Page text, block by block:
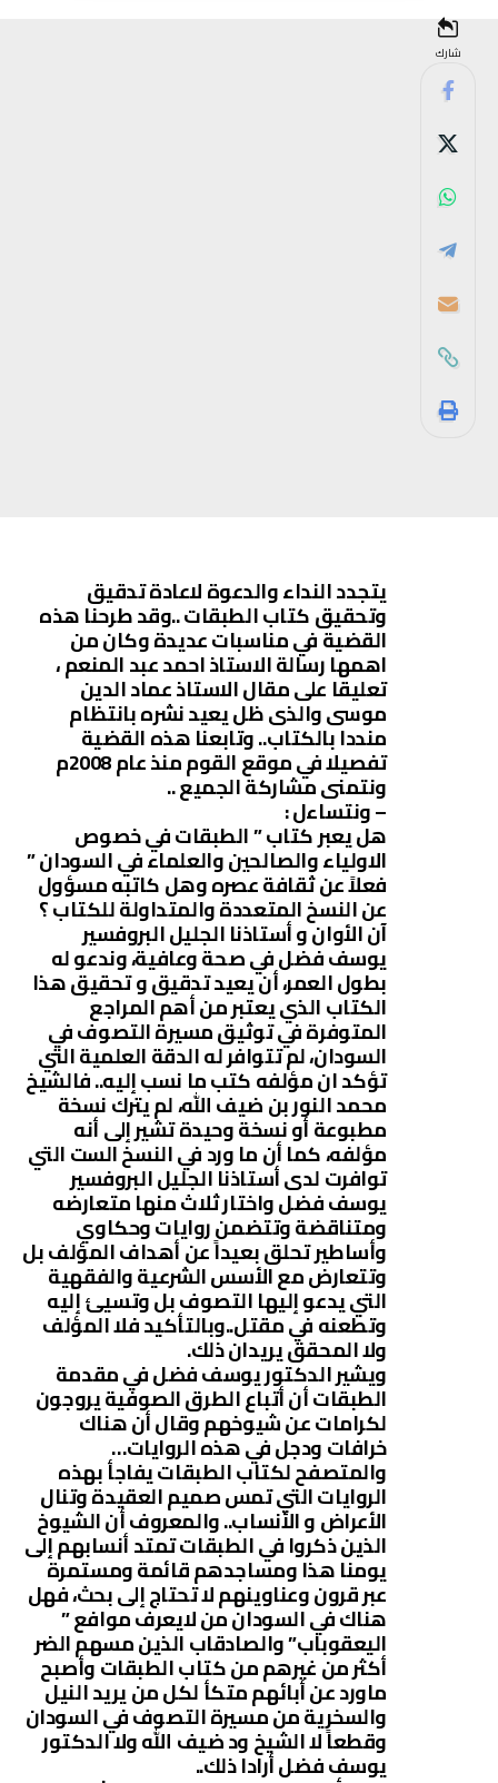
شارك
يتجدد النداء والدعوة لاعادة تدقيق
وتحقيق كتاب الطبقات ..وقد طرحنا هذه
القضية في مناسبات عديدة وكان من
اهمها رسالة الاستاذ احمد عبد المنعم ،
تعليقا على مقال الاستاذ عماد الدين
موسى والذى ظل يعيد نشره بانتظام
منددا بالكتاب.. وتابعنا هذه القضية
تفصيلا في موقع القوم منذ عام 2008م
ونتمنى مشاركة الجميع ..
– ونتساءل :
هل يعبر كتاب ” الطبقات في خصوص
الاولياء والصالحين والعلماء في السودان ”
فعلاً عن ثقافة عصره وهل كاتبه مسؤول
عن النسخ المتعددة والمتداولة للكتاب ؟
آن الأوان و أستاذنا الجليل البروفسير
يوسف فضل في صحة وعافية، وندعو له
بطول العمر، أن يعيد تدقيق و تحقيق هذا
الكتاب الذي يعتبر من أهم المراجع
المتوفرة في توثيق مسيرة التصوف في
السودان، لم تتوافر له الدقة العلمية التي
تؤكد ان مؤلفه كتب ما نسب إليه.. فالشيخ
محمد النور بن ضيف الله، لم يترك نسخة
مطبوعة أو نسخة وحيدة تشير إلى أنه
مؤلفه، كما أن ما ورد في النسخ الست التي
توافرت لدى أستاذنا الجليل البروفسير
يوسف فضل واختار ثلاث منها متعارضه
ومتناقضة وتتضمن روايات وحكاوي
وأساطير تحلق بعيداً عن أهداف المؤلف بل
وتتعارض مع الأسس الشرعية والفقهية
التي يدعو إليها التصوف بل وتسيئ إليه
وتطعنه في مقتل..وبالتأكيد فلا المؤلف
ولا المحقق يريدان ذلك.
ويشير الدكتور يوسف فضل في مقدمة
الطبقات أن أتباع الطرق الصوفية يروجون
لكرامات عن شيوخهم وقال أن هناك
خرافات ودجل في هذه الروايات…
والمتصفح لكتاب الطبقات يفاجأ بهذه
الروايات التي تمس صميم العقيدة وتنال
الأعراض و الأنساب.. والمعروف أن الشيوخ
الذين ذكروا في الطبقات تمتد أنسابهم إلى
يومنا هذا ومساجدهم قائمة ومستمرة
عبر قرون وعناوينهم لا تحتاج إلى بحث، فهل
هناك في السودان من لايعرف موافع ”
اليعقوباب” والصادقاب الذين مسهم الضر
أكثر من غيرهم من كتاب الطبقات وأصبح
ماورد عن أبائهم متكأ لكل من يريد النيل
والسخرية من مسيرة التصوف في السودان
وقطعاً لا الشيخ ود ضيف الله ولا الدكتور
يوسف فضل أرادا ذلك..